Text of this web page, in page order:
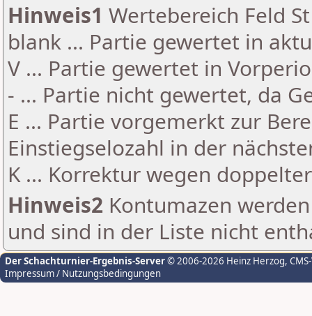
Hinweis1 Wertebereich Feld
blank ... Partie gewertet in
V ... Partie gewertet in
- ... Partie nicht gewertet, da
E ... Partie vorgemerkt zur
Einstiegselozahl in der
K ... Korrektur wegen
Hinweis2 Kontumazen
und sind in der Liste nicht
Der Schachturnier-Ergebnis-Server© 2006-2026 Heinz Herzog,
Impressum / Nutzungsbedingungen